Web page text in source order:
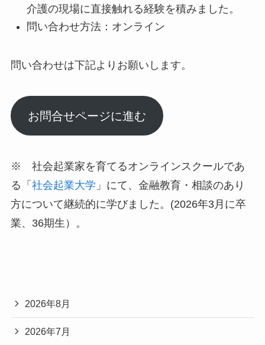
介護の現場に直接触れる経験を積みました。
問い合わせ方法：オンライン
問い合わせは下記よりお願いします。
お問合せページに進む
※ 社会起業家を育てるオンラインスクールであ
る「 社会起業大学 」にて、金融教育・相談のあり
方について継続的に学びました。(2026年3月に卒
業、36期生）。
2026年8月
2026年7月